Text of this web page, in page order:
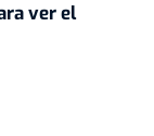
ver el